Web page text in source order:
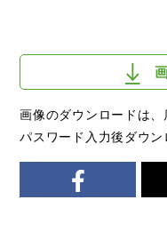
画像のダウンロードは、
パスワード入力後ダウン